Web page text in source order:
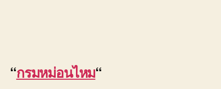
“กรมหม่อนไหม“